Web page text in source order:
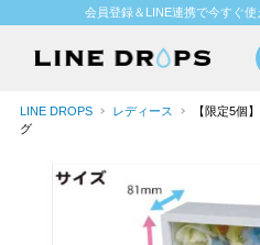
会員登録＆LINE連携で今すぐ
LINE DROPS レディース
【限定5個
グ